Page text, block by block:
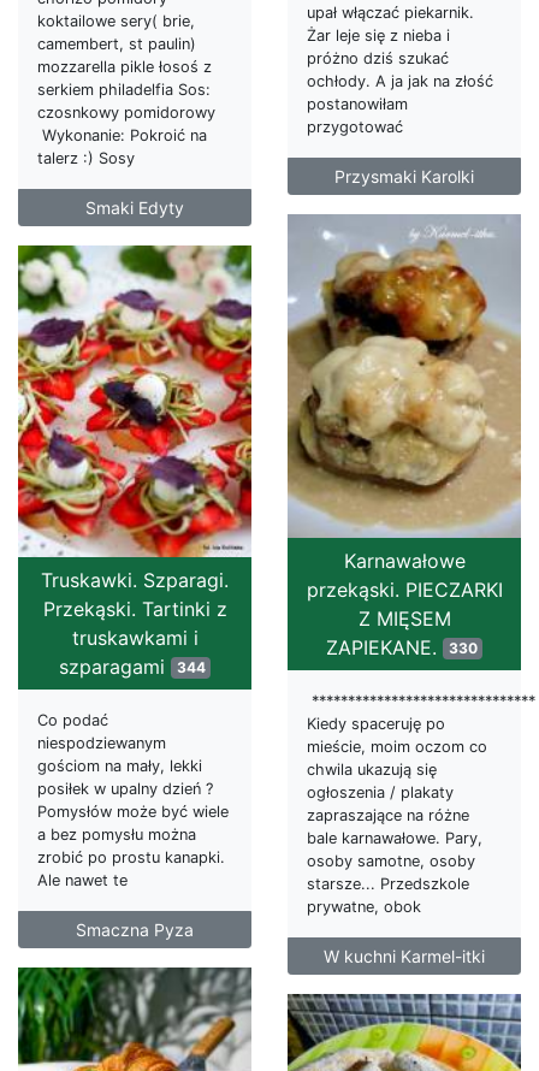
upał włączać piekarnik.
Żar leje się z nieba i
próżno dziś szukać
ochłody. A ja jak na złość
postanowiłam
przygotować
Przysmaki Karolki
koktailowe sery( brie,
camembert, st paulin)
mozzarella pikle łosoś z
serkiem philadelfia Sos:
czosnkowy pomidorowy
Wykonanie: Pokroić na
talerz :) Sosy
Smaki Edyty
Karnawałowe
przekąski. PIECZARKI
Z MIĘSEM
ZAPIEKANE.
330
*******************************
Kiedy spaceruję po
mieście, moim oczom co
chwila ukazują się
ogłoszenia / plakaty
zapraszające na różne
bale karnawałowe. Pary,
osoby samotne, osoby
starsze... Przedszkole
prywatne, obok
W kuchni Karmel-itki
Truskawki. Szparagi.
Przekąski. Tartinki z
truskawkami i
szparagami
344
Co podać
niespodziewanym
gościom na mały, lekki
posiłek w upalny dzień ?
Pomysłów może być wiele
a bez pomysłu można
zrobić po prostu kanapki.
Ale nawet te
Smaczna Pyza